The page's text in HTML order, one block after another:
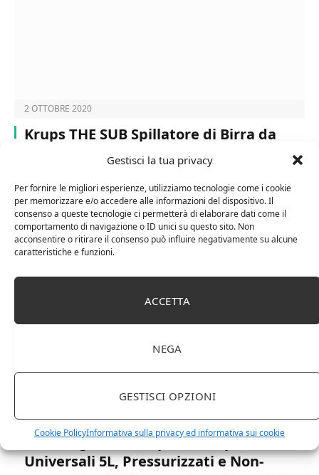
Gestisci la tua privacy
Per fornire le migliori esperienze, utilizziamo tecnologie come i cookie
per memorizzare e/o accedere alle informazioni del dispositivo. Il
consenso a queste tecnologie ci permetterà di elaborare dati come il
comportamento di navigazione o ID unici su questo sito. Non
acconsentire o ritirare il consenso può influire negativamente su alcune
caratteristiche e funzioni.
ACCETTA
NEGA
GESTISCI OPZIONI
Cookie PolicyInformativa sulla privacy ed informativa sui cookie
2 OTTOBRE 2020
Krups THE SUB Spillatore di Birra da
Casa Capacità di 2 Litri, Compact
THE SUB Compact Edition: spillatore di birra da casa in
colore nero. Da usare in…
2 OTTOBRE 2020
H.Koenig BW1880 Spillatrice per Fusti
Universali 5L, Pressurizzati e Non-